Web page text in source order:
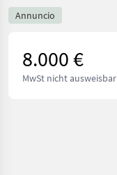
Annuncio
8.000 €
MwSt nicht ausweisbar